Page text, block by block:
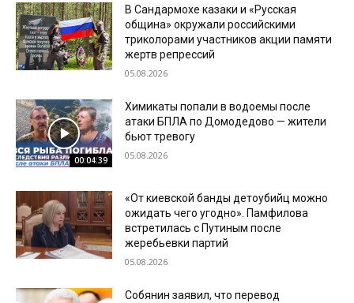
В Сандармохе казаки и «Русская
община» окружали российскими
триколорами участников акции памяти
жертв репрессий
05.08.2026
00:04:39
Химикаты попали в водоемы после
атаки БПЛА по Домодедово — жители
бьют тревогу
05.08.2026
«От киевской банды детоубийц можно
ожидать чего угодно». Памфилова
встретилась с Путиным после
жеребьевки партий
05.08.2026
Собянин заявил, что перевод